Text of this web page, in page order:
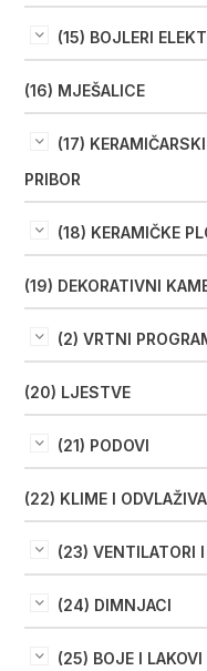
(15) BOJLERI
(16) MJEŠALICE
(17)
PRIBOR
(18) KERAMIČKE
(19) DEKORATIVNI
(2) VRTNI
(20) LJESTVE
(21) PODOVI
(22) KLIME I
(23) VENTILATORI
(24) DIMNJACI
(25) BOJE I LAKOVI